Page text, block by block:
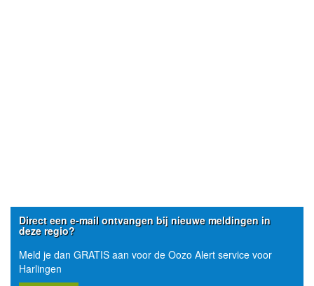
Direct een e-mail ontvangen bij nieuwe meldingen in
deze regio?
Meld je dan GRATIS aan voor de Oozo Alert service voor
Harlingen